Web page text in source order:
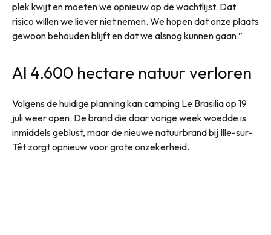
plek kwijt en moeten we opnieuw op de wachtlijst. Dat
risico willen we liever niet nemen. We hopen dat onze plaats
gewoon behouden blijft en dat we alsnog kunnen gaan.”
Al 4.600 hectare natuur verloren
Volgens de huidige planning kan camping Le Brasilia op 19
juli weer open. De brand die daar vorige week woedde is
inmiddels geblust, maar de nieuwe natuurbrand bij Ille-sur-
Têt zorgt opnieuw voor grote onzekerheid.